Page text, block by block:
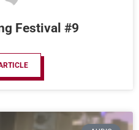
Festival #9